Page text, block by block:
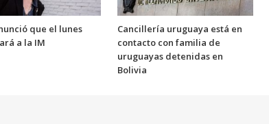
que el lunes
a la IM
Cancillería uruguaya está en
contacto con familia de
uruguayas detenidas en
Bolivia